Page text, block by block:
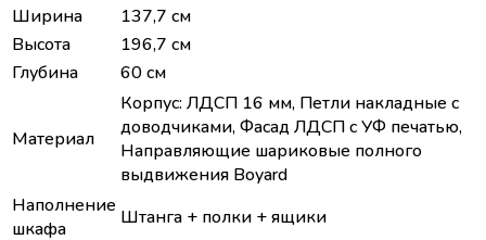
Ширина
137,7 см
Высота
196,7 см
Глубина
60 см
Материал
Корпус: ЛДСП 16 мм, Петли накладные с
доводчиками, Фасад ЛДСП с УФ печатью,
Направляющие шариковые полного
выдвижения Boyard
Наполнение
шкафа
Штанга + полки + ящики